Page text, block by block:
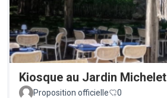
Kiosque au Jardin Michelet
Proposition officielle
0